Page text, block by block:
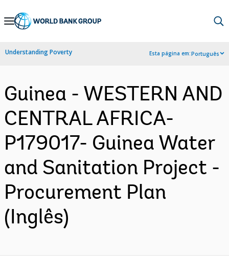
Skip
Navigation
Understanding Poverty Esta página em:Português
Guinea - WESTERN AND
CENTRAL AFRICA-
P179017- Guinea Water
and Sanitation Project -
Procurement Plan
(Inglês)